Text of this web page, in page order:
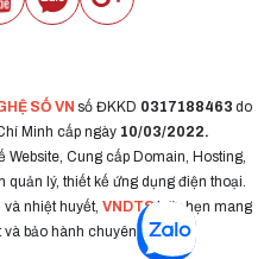
SỐ VN số ĐKKD 0317188463 do
Minh cấp ngày 10/03/2022.
Cung cấp Domain, Hosting,
lý, thiết kế ứng dụng điện thoại.
nhiệt huyết, VNDTShứa hẹn mang
bảo hành chuyên nghiệp.